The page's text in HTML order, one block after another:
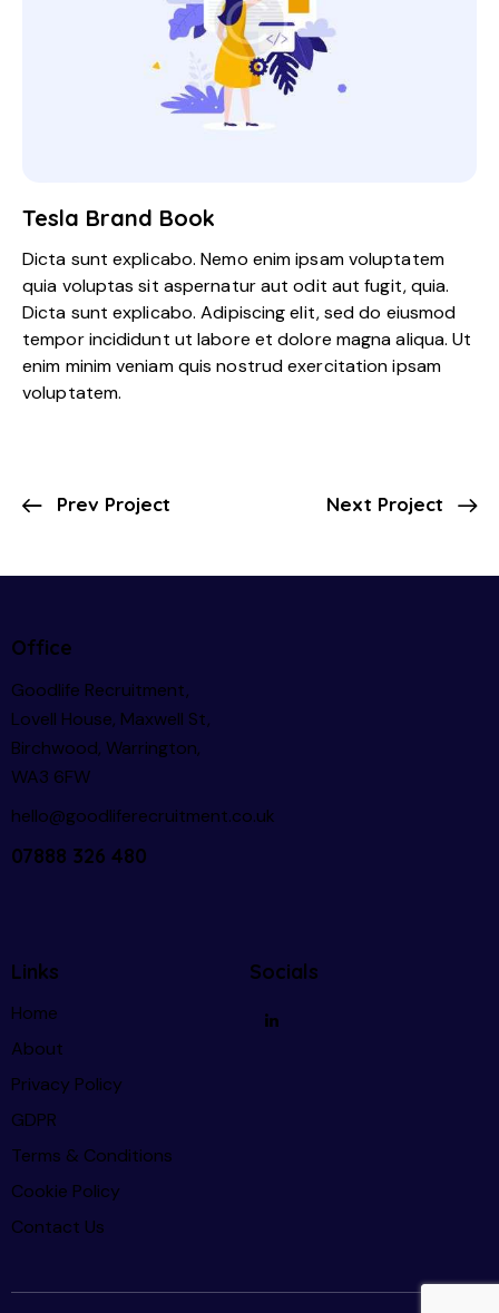
Tesla Brand Book
Dicta sunt explicabo. Nemo enim ipsam voluptatem
quia voluptas sit aspernatur aut odit aut fugit, quia.
Dicta sunt explicabo. Adipiscing elit, sed do eiusmod
tempor incididunt ut labore et dolore magna aliqua. Ut
enim minim veniam quis nostrud exercitation ipsam
voluptatem.
Prev Project Next Project
Office
Goodlife Recruitment,
Lovell House, Maxwell St,
Birchwood, Warrington,
WA3 6FW
hello@goodliferecruitment.co.uk
07888 326 480
Links
Home
About
Privacy Policy
GDPR
Terms & Conditions
Cookie Policy
Contact Us
Socials